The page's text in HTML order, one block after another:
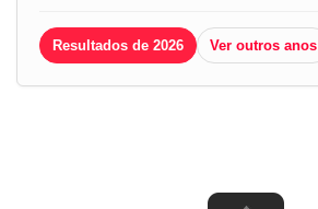
Resultados de 2026 Ver outros anos